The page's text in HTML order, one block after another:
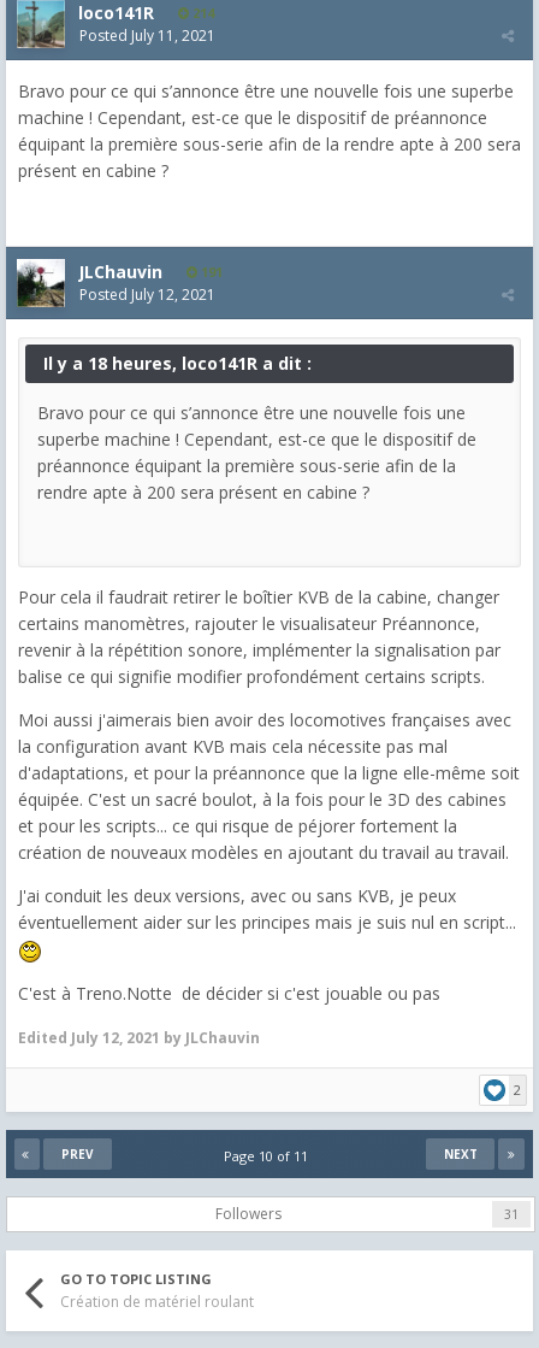
loco141R 214
Posted July 11, 2021
Bravo pour ce qui s’annonce être une nouvelle fois une superbe
machine ! Cependant, est-ce que le dispositif de préannonce
équipant la première sous-serie afin de la rendre apte à 200 sera
présent en cabine ?
JLChauvin 191
Posted July 12, 2021
Il y a 18 heures, loco141R a dit :
Bravo pour ce qui s’annonce être une nouvelle fois une
superbe machine ! Cependant, est-ce que le dispositif de
préannonce équipant la première sous-serie afin de la
rendre apte à 200 sera présent en cabine ?
Pour cela il faudrait retirer le boîtier KVB de la cabine, changer
certains manomètres, rajouter le visualisateur Préannonce,
revenir à la répétition sonore, implémenter la signalisation par
balise ce qui signifie modifier profondément certains scripts.
Moi aussi j'aimerais bien avoir des locomotives françaises avec
la configuration avant KVB mais cela nécessite pas mal
d'adaptations, et pour la préannonce que la ligne elle-même soit
équipée. C'est un sacré boulot, à la fois pour le 3D des cabines
et pour les scripts... ce qui risque de péjorer fortement la
création de nouveaux modèles en ajoutant du travail au travail.
J'ai conduit les deux versions, avec ou sans KVB, je peux
éventuellement aider sur les principes mais je suis nul en script...
C'est à Treno.Notte de décider si c'est jouable ou pas
Edited July 12, 2021 by JLChauvin
2
PREV NEXT
Page 10 of 11
Followers 31
GO TO TOPIC LISTING
Création de matériel roulant